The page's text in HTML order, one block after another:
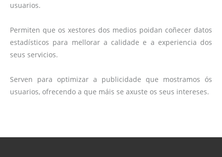
usuarios.
Permiten que os xestores dos medios poidan coñecer datos
estadísticos para mellorar a calidade e a experiencia dos
seus servicios.
Serven para optimizar a publicidade que mostramos ós
usuarios, ofrecendo a que máis se axuste os seus intereses.